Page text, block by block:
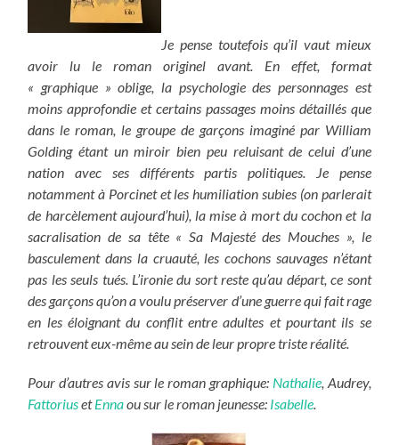
Je pense toutefois qu’il vaut mieux
avoir lu le roman originel avant. En effet, format
« graphique » oblige, la psychologie des personnages est
moins approfondie et certains passages moins détaillés que
dans le roman, le groupe de garçons imaginé par William
Golding étant un miroir bien peu reluisant de celui d’une
nation avec ses différents partis politiques. Je pense
notamment à Porcinet et les humiliation subies (on parlerait
de harcèlement aujourd’hui), la mise à mort du cochon et la
sacralisation de sa tête « Sa Majesté des Mouches », le
basculement dans la cruauté, les cochons sauvages n’étant
pas les seuls tués. L’ironie du sort reste qu’au départ, ce sont
des garçons qu’on a voulu préserver d’une guerre qui fait rage
en les éloignant du conflit entre adultes et pourtant ils se
retrouvent eux-même au sein de leur propre triste réalité.
Pour d’autres avis sur le roman graphique: Nathalie, Audrey,
FattoriusetEnnaou sur le roman jeunesse: Isabelle.